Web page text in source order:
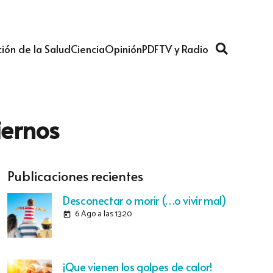
de la SaludCienciaOpiniónPDFTV y Radio
Publicaciones recientes
Desconectar o morir (…o vivir mal)
today 6 Ago a las 13:20
¡Que vienen los golpes de calor!